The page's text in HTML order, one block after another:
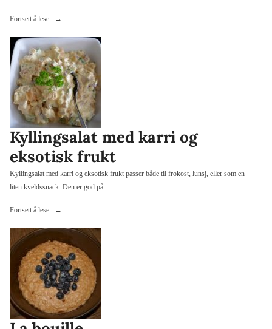
Fortsett å lese
«Kyllingsalat
karri
og
ananas»
Kyllingsalat med karri og
eksotisk frukt
Kyllingsalat med karri og eksotisk frukt passer både til frokost, lunsj, eller som en
liten kveldssnack. Den er god på
Fortsett å lese
«Kyllingsalat
og
eksotisk
frukt»